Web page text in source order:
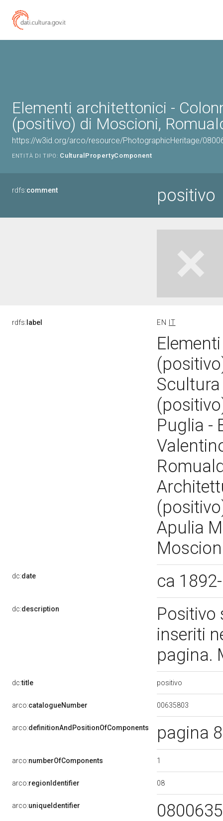
Elementi architettonici -
(positivo) di Moscioni,
https://w3id.org/arco/resource/PhotographicHeritage/
ENTITÀ DI TIPO: CulturalPropertyComponent
rdfs:comment positivo
rdfs: label EN IT
Puglia -
Apulia
dc:date ca
dc:description
inseriti
pagina.
dc:title positivo
arco:catalogueNumber 00635803
arco:definitionAndPositionOfComponents pagina
arco:numberOfComponents 1
arco:regionIdentifier 08
arco:uniqueIdentifier